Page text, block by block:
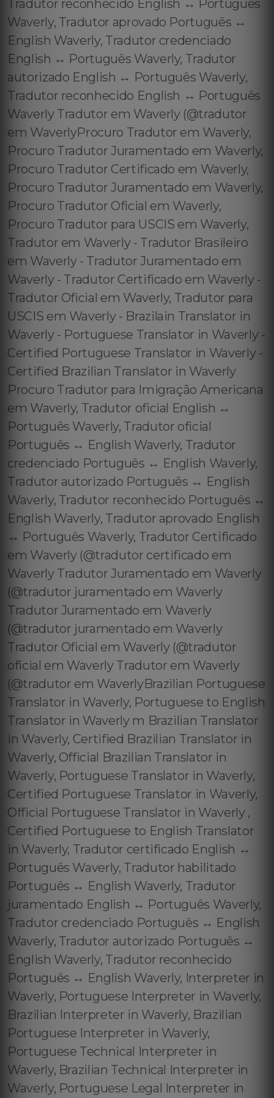
Tradutor reconhecido English ↔️ Português
Waverly, Tradutor aprovado Português ↔️
English Waverly, Tradutor credenciado
English ↔️ Português Waverly, Tradutor
autorizado English ↔️ Português Waverly,
Tradutor reconhecido English ↔️ Português
Waverly Tradutor em Waverly (@tradutor
em WaverlyProcuro Tradutor em Waverly,
Procuro Tradutor Juramentado em Waverly,
Procuro Tradutor Certificado em Waverly,
Procuro Tradutor Juramentado em Waverly,
Procuro Tradutor Oficial em Waverly,
Procuro Tradutor para USCIS em Waverly,
Tradutor em Waverly - Tradutor Brasileiro
em Waverly - Tradutor Juramentado em
Waverly - Tradutor Certificado em Waverly -
Tradutor Oficial em Waverly, Tradutor para
USCIS em Waverly - Brazilain Translator in
Waverly - Portuguese Translator in Waverly -
Certified Portuguese Translator in Waverly -
Certified Brazilian Translator in Waverly
Procuro Tradutor para Imigração Americana
em Waverly, Tradutor oficial English ↔️
Português Waverly, Tradutor oficial
Português ↔️ English Waverly, Tradutor
credenciado Português ↔️ English Waverly,
Tradutor autorizado Português ↔️ English
Waverly, Tradutor reconhecido Português ↔️
English Waverly, Tradutor aprovado English
↔️ Português Waverly, Tradutor Certificado
em Waverly (@tradutor certificado em
Waverly Tradutor Juramentado em Waverly
(@tradutor juramentado em Waverly
Tradutor Juramentado em Waverly
(@tradutor juramentado em Waverly
Tradutor Oficial em Waverly (@tradutor
oficial em Waverly Tradutor em Waverly
(@tradutor em WaverlyBrazilian Portuguese
Translator in Waverly, Portuguese to English
Translator in Waverly m Brazilian Translator
in Waverly, Certified Brazilian Translator in
Waverly, Official Brazilian Translator in
Waverly, Portuguese Translator in Waverly,
Certified Portuguese Translator in Waverly,
Official Portuguese Translator in Waverly ,
Certified Portuguese to English Translator
in Waverly, Tradutor certificado English ↔️
Português Waverly, Tradutor habilitado
Português ↔️ English Waverly, Tradutor
juramentado English ↔️ Português Waverly,
Tradutor credenciado Português ↔️ English
Waverly, Tradutor autorizado Português ↔️
English Waverly, Tradutor reconhecido
Português ↔️ English Waverly, Interpreter in
Waverly, Portuguese Interpreter in Waverly,
Brazilian Interpreter in Waverly, Brazilian
Portuguese Interpreter in Waverly,
Portuguese Technical Interpreter in
Waverly, Brazilian Technical Interpreter in
Waverly, Portuguese Legal Interpreter in